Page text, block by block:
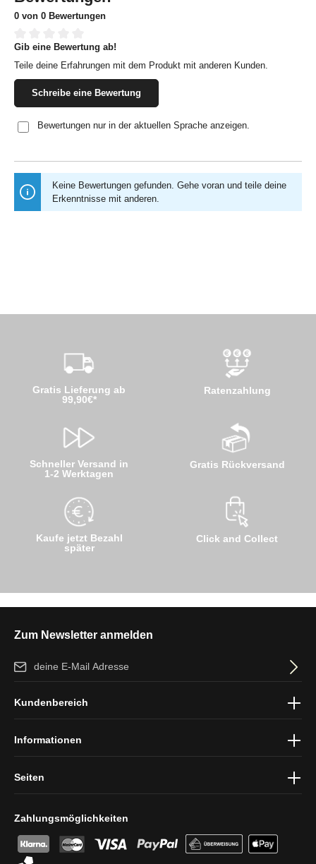
0 von 0 Bewertungen
Durchschnittliche Bewertung von 0 von 5 Sternen
Gib eine Bewertung ab!
Teile deine Erfahrungen mit dem Produkt mit anderen Kunden.
Schreibe eine Bewertung
Bewertungen nur in der aktuellen Sprache anzeigen.
Keine Bewertungen gefunden. Gehe voran und teile deine
Erkenntnisse mit anderen.
Gratis Lieferung ab
99,90€*
Schneller Versand in
1-2 Werktagen
Kaufe jetzt Bezahl
später
Ratenzahlung
Gratis Rückversand
Click and Collect
Zum Newsletter anmelden
E-Mail-Adresse*
und dieAGBgelesen und bin mit ihnen einverstanden.
Zahlungsmöglichkeiten
Kundenbereich
Informationen
Seiten